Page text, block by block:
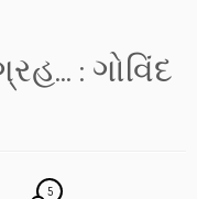
: ગોવિંદ
5